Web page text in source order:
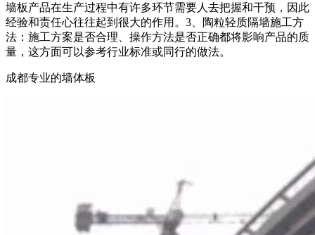
墙板产品在生产过程中有许多环节需要人去把握和干预，因此
经验和责任心往往起到很大的作用。3、陶粒轻质隔墙施工方
法：施工方案是否合理、操作方法是否正确都将影响产品的质
量，这方面可以参考行业标准或同行的做法。
成都专业的墙体板